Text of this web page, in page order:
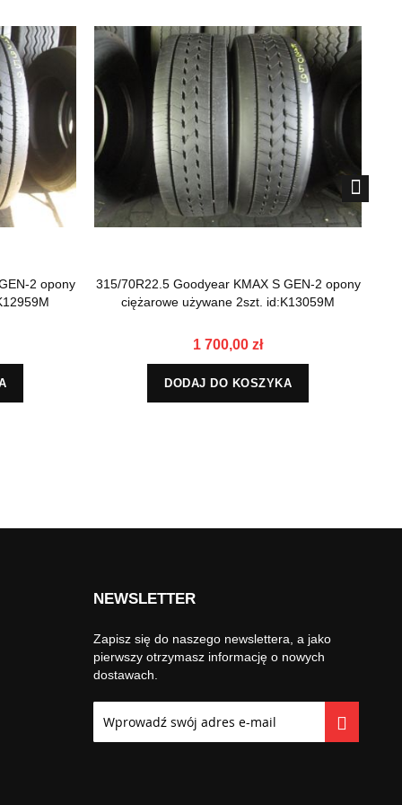
2 opony
315/70R22.5 Goodyear KMAX S GEN-2 opony
ciężarowe używane 2szt. id:K13059M
1 700,00 zł
DODAJ DO KOSZYKA
NEWSLETTER
Zapisz się do naszego newslettera, a jako
pierwszy otrzymasz informację o nowych
dostawach.
nasz
newsletter: